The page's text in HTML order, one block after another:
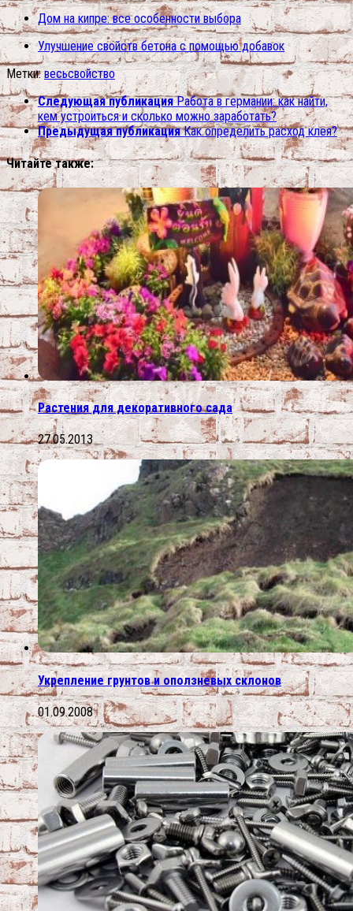
Дом на кипре: все особенности выбора
Улучшение свойств бетона с помощью добавок
Метки: весьсвойство
Следующая публикация Работа в германии: как найти,
кем устроиться и сколько можно заработать?
Предыдущая публикация Как определить расход клея?
Читайте также:
Растения для декоративного сада
27.05.2013
Укрепление грунтов и оползневых склонов
01.09.2008